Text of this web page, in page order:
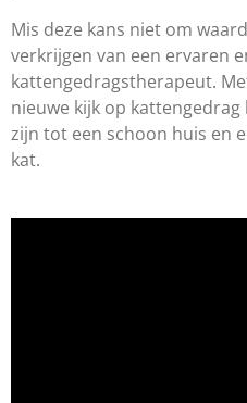
Mis deze kans niet om
verkrijgen van een ervaren
kattengedragstherapeut.
nieuwe kijk op
zijn tot een schoon huis en
kat.